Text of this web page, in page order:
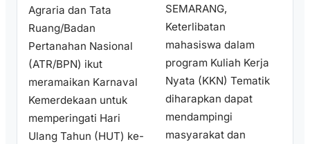
Agraria dan Tata
Ruang/Badan
Pertanahan Nasional
(ATR/BPN) ikut
meramaikan Karnaval
Kemerdekaan untuk
memperingati Hari
Ulang Tahun (HUT) ke-
SEMARANG,
Keterlibatan
mahasiswa dalam
program Kuliah Kerja
Nyata (KKN) Tematik
diharapkan dapat
mendampingi
masyarakat dan